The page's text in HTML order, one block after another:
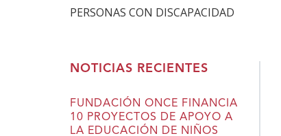
PERSONAS CON DISCAPACIDAD
NOTICIAS RECIENTES
FUNDACIÓN ONCE FINANCIA
10 PROYECTOS DE APOYO A
LA EDUCACIÓN DE NIÑOS